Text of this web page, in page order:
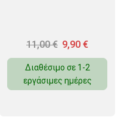
11,00€ 9,90 €
Διαθέσιμο σε 1-2
εργάσιμες ημέρες